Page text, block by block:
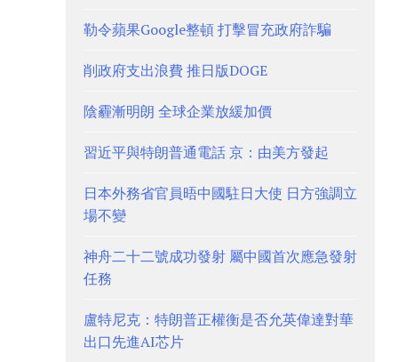
勒令蘋果Google整頓 打擊冒充政府詐騙
削政府支出浪費 推日版DOGE
陰霾漸明朗 全球企業放緩加價
習近平與特朗普通電話 京：由美方發起
日本外務省官員晤中國駐日大使 日方強調立
場不變
神舟二十二號成功發射 屬中國首次應急發射
任務
盧特尼克：特朗普正權衡是否允英偉達對華
出口先進AI芯片